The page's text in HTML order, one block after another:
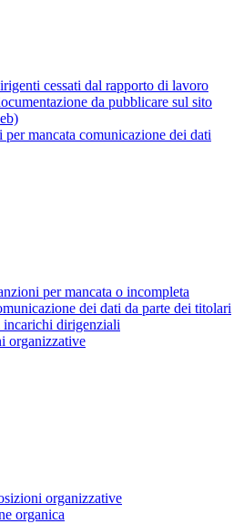
cessati dal rapporto di lavoro
da pubblicare sul sito
per mancata comunicazione dei dati
per mancata o incompleta
dei dati da parte dei titolari
incarichi dirigenziali
organizzative
organizzative
organica